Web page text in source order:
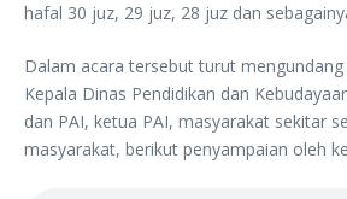
hafal 30 juz, 29 juz, 28 juz dan
Dalam acara tersebut turut mengundang
Kepala Dinas Pendidikan dan
dan PAI, ketua PAI, masyarakat sekitar
masyarakat, berikut penyampaian oleh